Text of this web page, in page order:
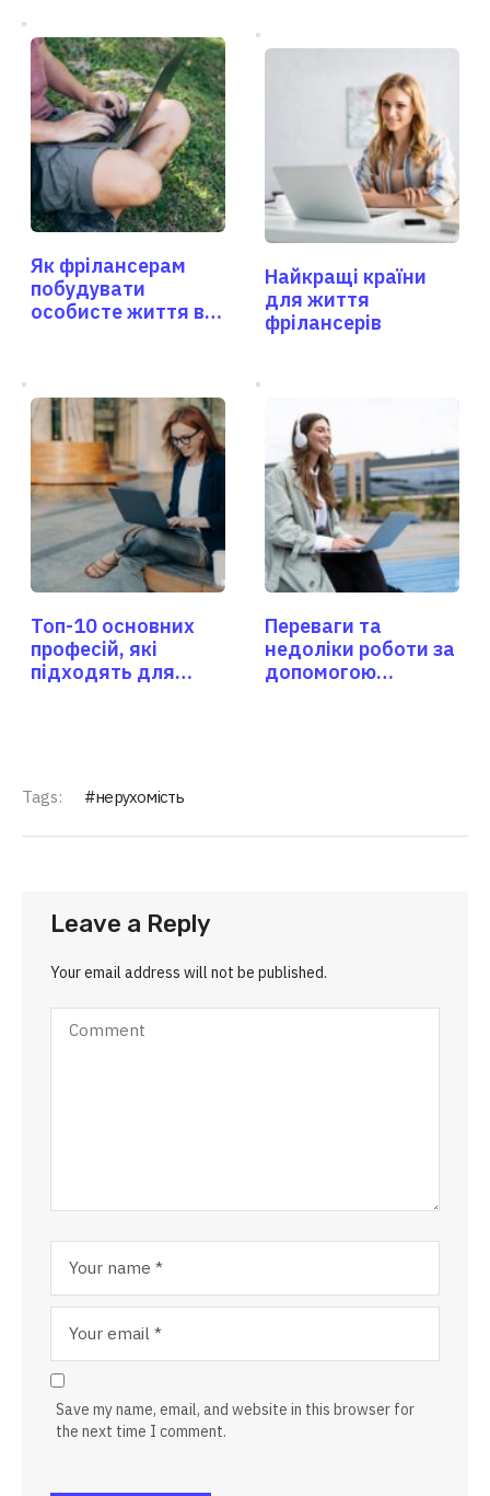
Як фрілансерам
побудувати
особисте життя в
Найкращі країни
для життя
фрілансерів
Топ-10 основних
професій, які
підходять для
Переваги та
недоліки роботи за
допомогою
Tags: нерухомість
Leave a Reply
Your email address will not be published.
Save my name, email, and website in this browser for
the next time I comment.